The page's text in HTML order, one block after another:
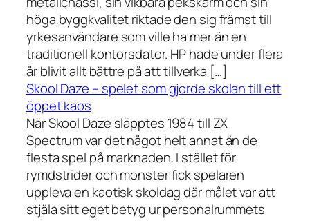
höga byggkvalitet riktade den sig främst till
yrkesanvändare som ville ha mer än en
traditionell kontorsdator. HP hade under flera
år blivit allt bättre på att tillverka […]
Skool Daze – spelet som gjorde skolan till ett
öppet kaos
När Skool Daze släpptes 1984 till ZX
Spectrum var det något helt annat än de
flesta spel på marknaden. I stället för
rymdstrider och monster fick spelaren
uppleva en kaotisk skoldag där målet var att
stjäla sitt eget betyg ur personalrummets